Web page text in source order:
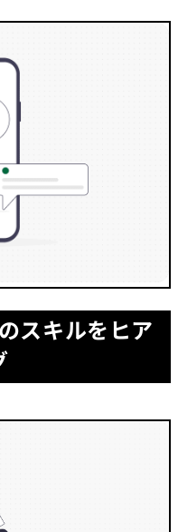
スキルをヒア